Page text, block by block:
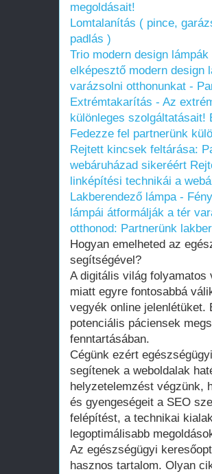
megoldásait!
Lomtalanítás ( pince,
padlás )
Trio modern design
elképesztő modern design
varázsolni otthonunkat -
Extrémtakarítás - Az
különleges szolgáltatásait!
Fedezze fel partnerünk
Rejtett kincsek feltárása:
webáruházad sikeréért
linképítési technikái a
Lakberendező lámpa -
lámpái átformálják a tér
otthonod: Partnerünk
Hogyan emelheted az
segítségével?
A digitális világ
miatt egyre fontosabbá
vegyék online jelenlétüket.
potenciális páciensek
fenntartásában.
Cégünk ezért
segítenek a weboldalak
helyzetelemzést végzünk,
és gyengeségeit a SEO
felépítést, a technikai
legoptimálisabb
Az egészségügyi
hasznos tartalom. Olyan